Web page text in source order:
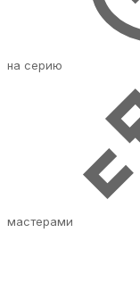
на серию
мастерами